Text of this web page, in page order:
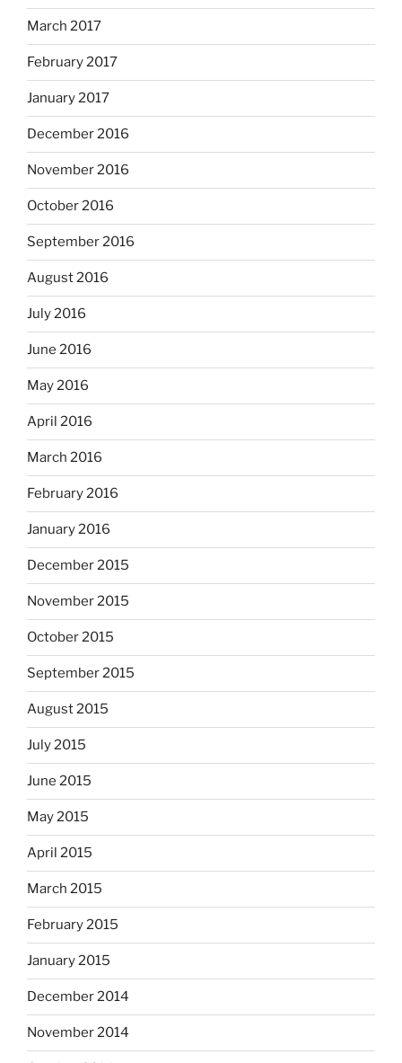
March 2017
February 2017
January 2017
December 2016
November 2016
October 2016
September 2016
August 2016
July 2016
June 2016
May 2016
April 2016
March 2016
February 2016
January 2016
December 2015
November 2015
October 2015
September 2015
August 2015
July 2015
June 2015
May 2015
April 2015
March 2015
February 2015
January 2015
December 2014
November 2014